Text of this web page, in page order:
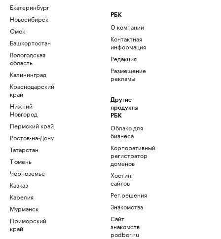
Екатеринбург
Новосибирск
Омск
Башкортостан
Вологодская
область
Калининград
Краснодарский
край
Нижний
Новгород
Пермский край
Ростов-на-Дону
Татарстан
Тюмень
Черноземье
Кавказ
Карелия
Мурманск
Приморский
край
РБК
О компании
Контактная
информация
Редакция
Размещение
рекламы
Другие
продукты
РБК
Облако для
бизнеса
Корпоративный
регистратор
доменов
Хостинг
сайтов
Рег.решения
Знакомства
Сайт
знакомств
podbor.ru